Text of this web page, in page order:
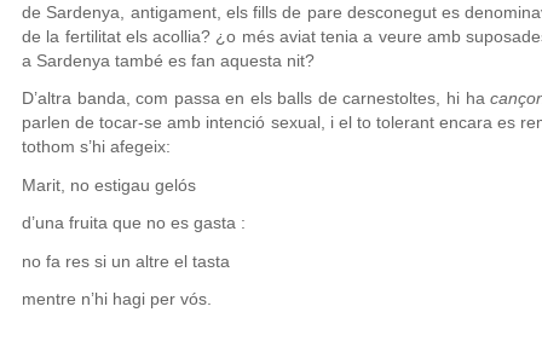
de Sardenya, antigament, els fills de pare desconegut es
de la fertilitat els acollia? ¿o més aviat tenia a veure amb
a Sardenya també es fan aquesta nit?
D’altra banda, com passa en els balls de carnestoltes, hi ha
parlen de tocar-se amb intenció sexual, i el to tolerant encara es
tothom s’hi afegeix:
Marit, no estigau gelós
d’una fruita que no es gasta :
no fa res si un altre el tasta
mentre n’hi hagi per vós.